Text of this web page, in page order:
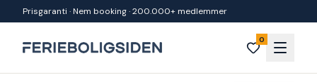
Spring til indhold
Prisgaranti · Nem booking · 200.000+ medlemmer
0